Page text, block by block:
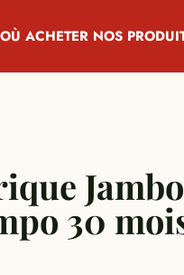
OÙ ACHETER NOS
30